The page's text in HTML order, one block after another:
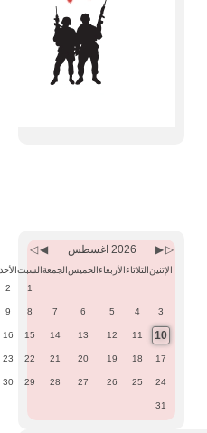
Month
Year
Month2026 اغسطس
الإثنينالثلاثاءالأربعاءالخميسالجمعةالسبتالأحد
1
2
3
4
5
6
7
8
9
10
11
12
13
14
15
16
17
18
19
20
21
22
23
24
25
26
27
28
29
30
31